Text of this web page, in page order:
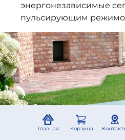
энергонезависимые
пульсирующим
Главная Корзина